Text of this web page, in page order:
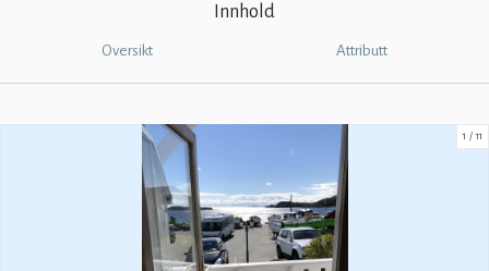
Innhold
Oversikt Attributt
1 11